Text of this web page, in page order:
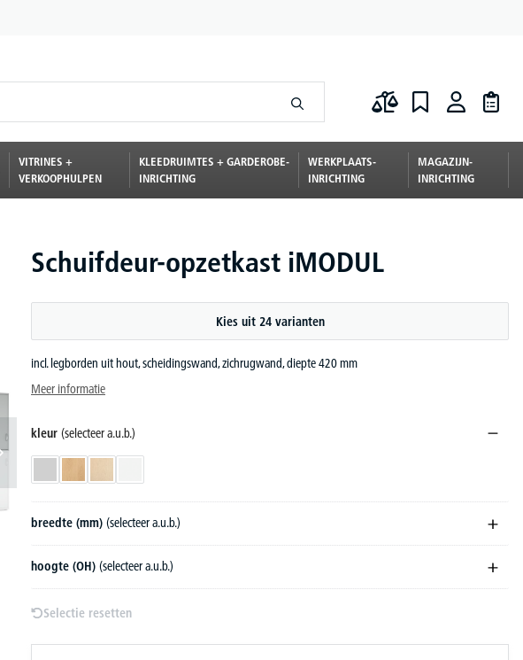
VITRINES +
VERKOOPHULPEN
KLEEDRUIMTES + GARDEROBE-
INRICHTING
WERKPLAATS-
INRICHTING
MAGAZIJN-
INRICHTING
Schuifdeur-opzetkast iMODUL
Kies uit 24 varianten
incl. legborden uit hout, scheidingswand, zichrugwand, diepte 420 mm
Meer informatie
kleur (selecteer a.u.b.)
breedte (mm) (selecteer a.u.b.)
hoogte (OH) (selecteer a.u.b.)
Selectie resetten